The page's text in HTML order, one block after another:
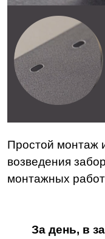
Простой монтаж
возведения
монтажных
За день, в